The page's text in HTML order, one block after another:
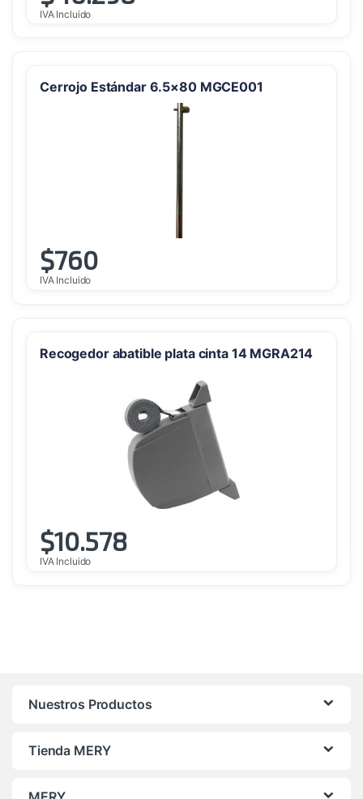
IVA Incluido
Cerrojo Estándar 6.5×80 MGCE001
$760
IVA Incluido
Recogedor abatible plata cinta 14 MGRA214
$10.578
IVA Incluido
Nuestros Productos
Tienda MERY